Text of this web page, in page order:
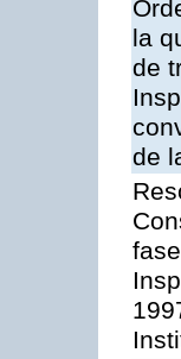
la
de
de